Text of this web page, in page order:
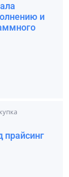
и
прайсинг